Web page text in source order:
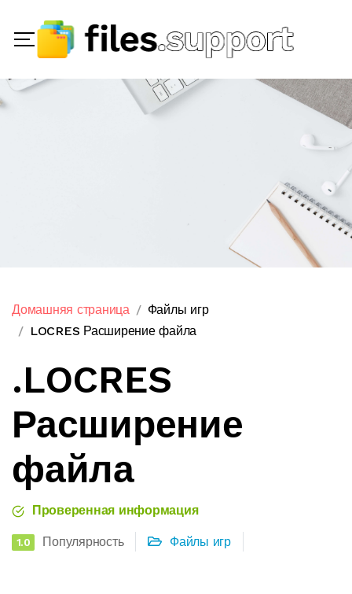
Домашняя страница
Файлы игр
LOCRES Расширение файла
.LOCRES
Расширение
файла
Проверенная информация
1.0 Популярность Файлы игр